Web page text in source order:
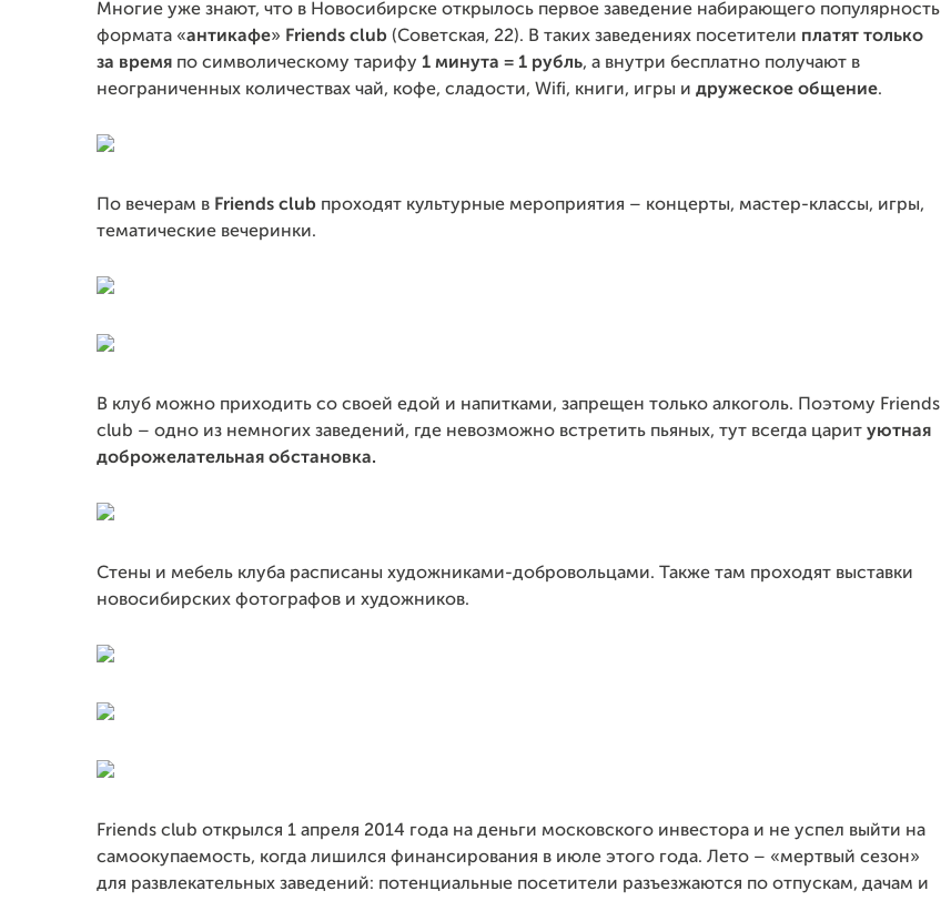
Многие уже знают, что в Новосибирске открылось первое заведение набирающего популярность
формата «антикафе» Friends club (Советская, 22). В таких заведениях посетители платят только
за время по символическому тарифу 1 минута = 1 рубль, а внутри бесплатно получают в
неограниченных количествах чай, кофе, сладости, Wifi, книги, игры и дружеское общение.
По вечерам в Friends club проходят культурные мероприятия – концерты, мастер-классы, игры,
тематические вечеринки.
В клуб можно приходить со своей едой и напитками, запрещен только алкоголь. Поэтому Friends
club – одно из немногих заведений, где невозможно встретить пьяных, тут всегда царит уютная
доброжелательная обстановка.
Стены и мебель клуба расписаны художниками-добровольцами. Также там проходят выставки
новосибирских фотографов и художников.
Friends club открылся 1 апреля 2014 года на деньги московского инвестора и не успел выйти на
самоокупаемость, когда лишился финансирования в июле этого года. Лето – «мертвый сезон»
для развлекательных заведений: потенциальные посетители разъезжаются по отпускам, дачам и